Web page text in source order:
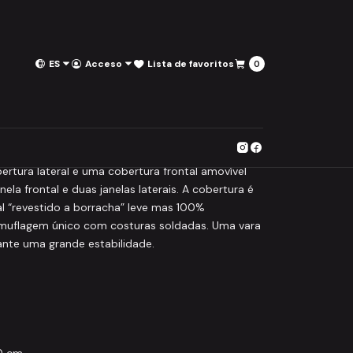
ES Acceso Lista de favoritos 0
Camou PVC + full cover
lateral e uma cobertura frontal amovível
frontal e duas janelas laterais. A cobertura é
a borracha” leve mas 100%
único com costuras soldadas. Uma vara
uma grande estabilidade.